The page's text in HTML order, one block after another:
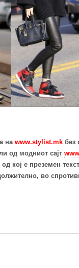
на www.stylist.mk без
од модниот сајт
кој е преземен
во